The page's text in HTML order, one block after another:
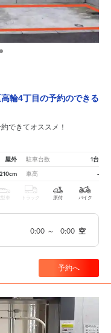
輪4丁目の予約のできる
できてオススメ！
屋外 駐車台数 1台
210cm 車高 -
型車 トラック 原付 バイク
0:00 ～ 0:00 空
予約へ